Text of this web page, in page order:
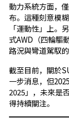
動力系統方面，
布。這種刻意模
「運動性」上。
式AWD（四輪驅
路況與彎道駕馭
截至目前，關於
一步消息，但
2025」，未來是
得持續關注。